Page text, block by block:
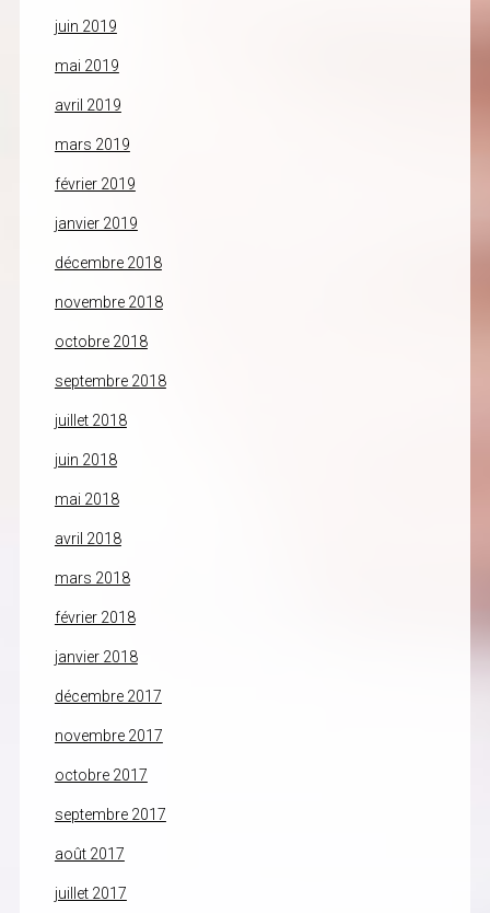
juin 2019
mai 2019
avril 2019
mars 2019
février 2019
janvier 2019
décembre 2018
novembre 2018
octobre 2018
septembre 2018
juillet 2018
juin 2018
mai 2018
avril 2018
mars 2018
février 2018
janvier 2018
décembre 2017
novembre 2017
octobre 2017
septembre 2017
août 2017
juillet 2017